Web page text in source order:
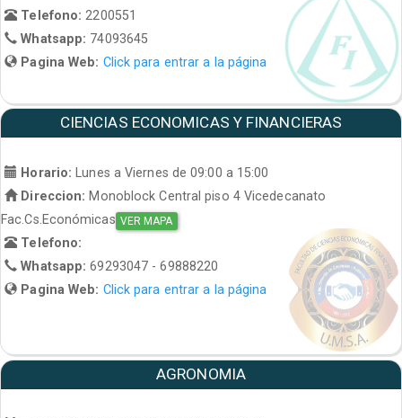
Telefono: 2200551
Whatsapp: 74093645
Pagina Web: Click para entrar a la página
CIENCIAS ECONOMICAS Y FINANCIERAS
Horario: Lunes a Viernes de 09:00 a 15:00
Direccion: Monoblock Central piso 4 Vicedecanato
Fac.Cs.Económicas VER MAPA
Telefono:
Whatsapp:69293047 - 69888220
Pagina Web: Click para entrar a la página
AGRONOMIA